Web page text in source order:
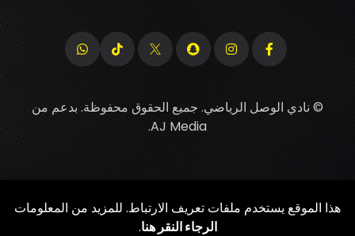
© نادي الوصل الرياضي. جميع الحقوق محفوظة. بدعم من
AJ Media
.
هذا الموقع يستخدم ملفات تعريف الارتباط. للمزيد من المعلومات
الرجاء النقر هنا.